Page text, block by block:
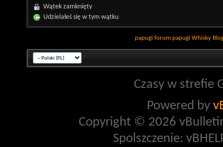
Wątek zamknięty
Udzielałeś się w tym wątku
papugi forum papugi Whisky
Czasy w strefie
Powered by
Copyright © 2026
Spolszczenie: